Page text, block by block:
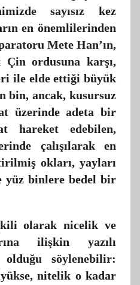
sayısız kez
en önemlilerinden
Mete Han’ın,
ordusuna karşı,
ile elde ettiği büyük
bin, ancak, kusursuz
üzerinde adeta bir
hareket edebilen,
çalışılarak en
okları, yayları
yüz binlere bedel bir
olarak nicelik ve
ilişkin yazılı
söylenebilir:
nitelik o kadar